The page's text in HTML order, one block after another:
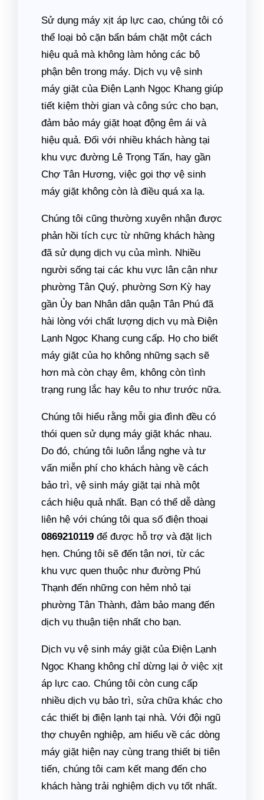
Sử dụng máy xịt áp lực cao, chúng tôi có
thể loại bỏ cặn bẩn bám chặt một cách
hiệu quả mà không làm hỏng các bộ
phận bên trong máy. Dịch vụ vệ sinh
máy giặt của Điện Lạnh Ngọc Khang giúp
tiết kiệm thời gian và công sức cho bạn,
đảm bảo máy giặt hoạt động êm ái và
hiệu quả. Đối với nhiều khách hàng tại
khu vực đường Lê Trọng Tấn, hay gần
Chợ Tân Hương, việc gọi thợ vệ sinh
máy giặt không còn là điều quá xa lạ.
Chúng tôi cũng thường xuyên nhận được
phản hồi tích cực từ những khách hàng
đã sử dụng dịch vụ của mình. Nhiều
người sống tại các khu vực lân cận như
phường Tân Quý, phường Sơn Kỳ hay
gần Ủy ban Nhân dân quận Tân Phú đã
hài lòng với chất lượng dịch vụ mà Điện
Lạnh Ngọc Khang cung cấp. Họ cho biết
máy giặt của họ không những sạch sẽ
hơn mà còn chạy êm, không còn tình
trạng rung lắc hay kêu to như trước nữa.
Chúng tôi hiểu rằng mỗi gia đình đều có
thói quen sử dụng máy giặt khác nhau.
Do đó, chúng tôi luôn lắng nghe và tư
vấn miễn phí cho khách hàng về cách
bảo trì, vệ sinh máy giặt tại nhà một
cách hiệu quả nhất. Bạn có thể dễ dàng
liên hệ với chúng tôi qua số điện thoại
0869210119 để được hỗ trợ và đặt lịch
hẹn. Chúng tôi sẽ đến tận nơi, từ các
khu vực quen thuộc như đường Phú
Thạnh đến những con hẻm nhỏ tại
phường Tân Thành, đảm bảo mang đến
dịch vụ thuận tiện nhất cho bạn.
Dịch vụ vệ sinh máy giặt của Điện Lạnh
Ngọc Khang không chỉ dừng lại ở việc xịt
áp lực cao. Chúng tôi còn cung cấp
nhiều dịch vụ bảo trì, sửa chữa khác cho
các thiết bị điện lạnh tại nhà. Với đội ngũ
thợ chuyên nghiệp, am hiểu về các dòng
máy giặt hiện nay cùng trang thiết bị tiên
tiến, chúng tôi cam kết mang đến cho
khách hàng trải nghiệm dịch vụ tốt nhất.